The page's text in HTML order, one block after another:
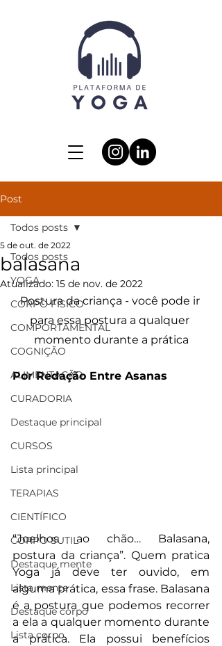
Post
Todos posts
YOGA
CORPO FÍSICO
COMPORTAMENTAL
COGNIÇÃO
ALIMENTAÇÃO
CURADORIA
Destaque principal
CURSOS
Lista principal
TERAPIAS
CIENTÍFICO
CORPO SUTIL
Destaque mente
Lista mente
Destaque corpo
Lista corpo
Todos posts
balasana
5 de out. de 2022
Atualizado: 15 de nov. de 2022
Postura da criança - você pode ir
para essa postura a qualquer
momento durante a prática
Por Redação Entre Asanas
“Joelhos ao chão… Balasana,
postura da criança”. Quem pratica
Yoga já deve ter ouvido, em
alguma prática, essa frase. Balasana
é a postura que podemos recorrer
a ela a qualquer momento durante
a prática. Ela possui benefícios